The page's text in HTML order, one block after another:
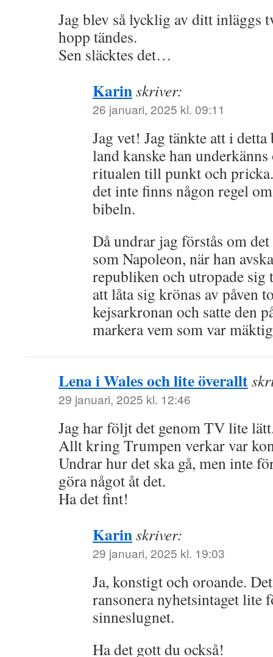
Jag blev så lycklig av ditt inläggs
hopp tändes.
Sen släcktes det…
Karinskriver:
26 januari, 2025 kl. 09:11
Jag vet! Jag tänkte att i
land kanske han
ritualen till punkt och
det inte finns någon regel
bibeln.
Då undrar jag förstås om
som Napoleon, när han
republiken och utropade
att låta sig krönas av påven
kejsarkronan och satte den
markera vem som var
Lena i Wales och lite överallt
29 januari, 2025 kl. 12:46
Jag har följt det genom TV lite
Allt kring Trumpen verkar var
Undrar hur det ska gå, men inte
göra något åt det.
Ha det fint!
Karinskriver:
29 januari, 2025 kl. 19:03
Ja, konstigt och oroande.
ransonera nyhetsintaget lite
sinneslugnet.
Ha det gott du också!